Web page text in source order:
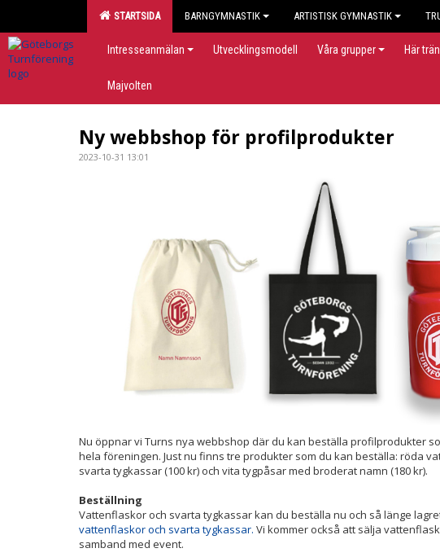
STARTSIDA BARNGYMNASTIK ARTISTISK GYMNASTIK
Intresseanmälan Utvecklingsmodell Våra grupper Här
Majvolten
Ny webbshop för profilprodukter
2023-10-31 13:01
Nu öppnar vi Turns nya webbshop där du kan beställa profilprodukter
hela föreningen. Just nu finns tre produkter som du kan beställa: röda
svarta tygkassar (100 kr) och vita tygpåsar med broderat namn (180 kr).
Beställning
Vattenflaskor och svarta tygkassar kan du beställa nu och så länge
vattenflaskor och svarta tygkassar. Vi kommer också att sälja
samband med event.